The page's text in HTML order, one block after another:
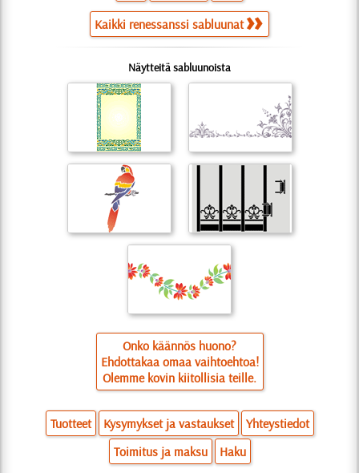
Kaikki renessanssi sabluunat
Näytteitä sabluunoista
Onko käännös huono?
Ehdottakaa omaa vaihtoehtoa!
Olemme kovin kiitollisia teille.
Tuotteet Kysymykset ja vastaukset
Yhteystiedot
Toimitus ja maksu
Haku